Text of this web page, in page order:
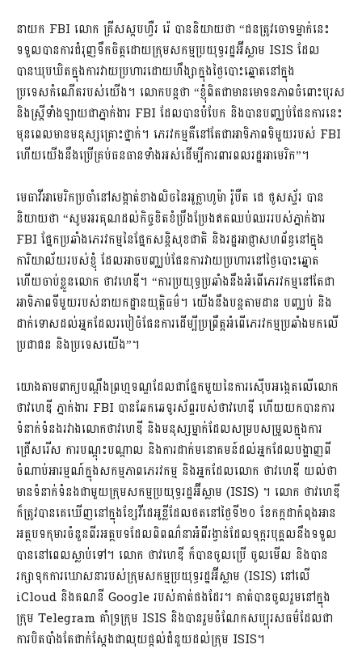
នាយក FBI លោក គ្រីសស្តបហ្វឺរ រ៉េ បាននិយាយថា “ជនត្រូវចោទម្នាក់នេះ
ទទួលបានការជំរុញទឹកចិត្តដោយក្រុមសកម្មប្រយុទ្ធរដ្ឋអ៊ីស្លាម ISIS ដែល
បានឃុបឃិតក្នុងការវាយប្រហារដោយហឹង្សាក្នុងថ្ងៃបោះឆ្នោតនៅក្នុង
ប្រទេសកំណើតរបស់យើង។ លោកបន្តថា​ “ខ្ញុំពិតជាមានមោទនភាពចំពោះបុរស
និងស្រ្តីទាំងឡាយជាភ្នាក់ងារ FBI ដែលបានបំបែក និងបានបញ្ឈប់ផែនការនេះ
មុនពេលមានមនុស្សគ្រោះថ្នាក់។ ភេរវកម្មគឺនៅតែជាអាទិភាពទិមួយរបស់ FBI
ហើយយើងនឹងប្រើគ្រប់ធនធានទាំងអស់ដើម្បីការពារពលរដ្ឋអាមេរិក”។
មេធាវីអាមេរិកប្រចាំនៅសង្កាត់ខាងលិចនៃអូក្លាហូម៉ា រ៉ូបឺត ជេ ថូសស្ទ័រ បាន
និយាយថា “សូមអរគុណដល់កិច្ចខិតខំប្រឹងប្រែងឥតឈប់ឈររបស់ភ្នាក់ងារ
FBI ផ្នែកប្រឆាំងភេរវកម្មនៃផ្នែកសន្តិសុខជាតិ និងរដ្ឋអាជ្ញាសហព័ន្ធនៅក្នុង
ការិយាល័យរបស់ខ្ញុំ ដែលអាចបញ្ឈប់ផែនការវាយប្រហារនៅថ្ងៃបោះឆ្នោត
ហើយចាប់ខ្លួនលោក ថាវហេឌី។ “ការប្រយុទ្ធប្រឆាំងនឹងអំពើភេរវកម្មនៅតែជា
អាទិភាពទីមួយរបស់នាយកដ្ឋានយុត្តិធម៌។ យើង​នឹង​បន្ត​តាម​ដាន បញ្ឈប់ និង
ដាក់ទោសដល់​អ្នក​ដែល​របៀចំផែនការដើម្បី​ប្រព្រឹត្ត​អំពើ​ភេរវកម្ម​ប្រឆាំង​មកលើ
ប្រជាជន និង​ប្រទេស​យើង”។
យោងតាមពាក្យបណ្តឹងព្រហ្មទណ្ឌដែលជាផ្នែកមួយនៃការស៊ើបអង្កេតលើលោក
ថាវហេឌី ភ្នាក់ងារ FBI បានឆែកឆេទូរស័ព្ទរបស់ថាវហេឌី ហើយយកបានការ
ទំនាក់ទំនងរវាងលោកថាវហេឌី និងមនុស្សម្នាក់ដែលសម្របសម្រួលក្នុងការ
ជ្រើសរើស ការបណ្តុះបណ្តាល និងការដាក់មនោគមន៍ដល់អ្នកដែលបង្ហាញពី
ចំណាប់អារម្មណ៍ក្នុងសកម្មភាពភេរវកម្ម និងអ្នកដែលលោក ថាវហេឌី យល់ថា
មានទំនាក់ទំនងជាមួយក្រុមសកម្មប្រយុទ្ធរដ្ឋអ៊ីស្លាម (ISIS) ។ ​លោក ថាវហេឌី
ក៏ត្រូវបានគេឃើញនៅក្នុងខ្សែវីដេអូខ្លីដែលថតនៅថ្ងៃទី២០ ខែកក្កដាកំពុងអាន
អត្ថបទកុមារចំនួនពីរអត្ថបទដែលពិពណ៌នាអំពីរង្វាន់ដែលទុក្ករបុគ្គលនឹងទទួល
បាននៅពេលស្លាប់ទៅ។ លោក ថាវហេឌី ក៏បានចូលប្រើ ចូលមើល និងបាន
រក្សាទុកការឃោសនារបស់ក្រុមសកម្មប្រយុទ្ធរដ្ឋអ៊ីស្លាម (ISIS) នៅលើ
iCloud និងគណនី Google របស់គាត់ផងដែរ។ គាត់បានចូលរួមនៅក្នុង
ក្រុម Telegram គាំទ្រក្រុម ISIS និងបានរួមចំណែកសប្បុរសធម៌ដែលជា
ការបិតបាំងតែជាក់ស្តែងជាលុយផ្តល់ជំនួយដល់ក្រុម ISIS។